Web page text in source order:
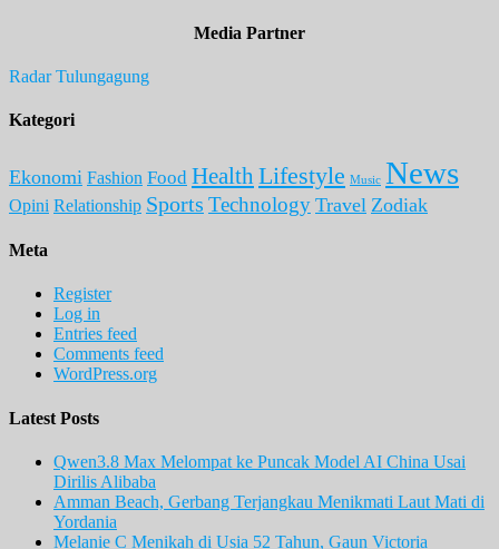
Media Partner
Radar Tulungagung
Kategori
Ekonomi Fashion Food Health Lifestyle Music News
Opini Relationship Sports Technology Travel Zodiak
Meta
Register
Log in
Entries feed
Comments feed
WordPress.org
Latest Posts
Qwen3.8 Max Melompat ke Puncak Model AI China Usai
Dirilis Alibaba
Amman Beach, Gerbang Terjangkau Menikmati Laut Mati di
Yordania
Melanie C Menikah di Usia 52 Tahun, Gaun Victoria